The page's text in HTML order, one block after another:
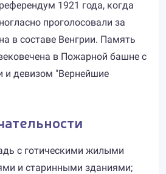
1921 года, когда
проголосовали за
в составе Венгрии. Память
в Пожарной башне с
и девизом "Вернейшие
с готическими жилыми
и старинными зданиями;